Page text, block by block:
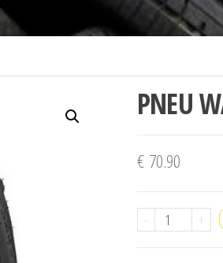
PNEU
€70.90
-
Quantidade
+